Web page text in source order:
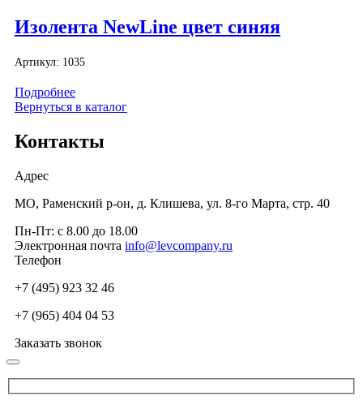
Изолента NewLine цвет синяя
Артикул: 1035
Подробнее
Вернуться в каталог
Контакты
Адрес
МО, Раменский р-он, д. Клишева, ул. 8-го Марта, стр. 40
Пн-Пт: с 8.00 до 18.00
Электронная почта info@levcompany.ru
Телефон
+7 (495) 923 32 46
+7 (965) 404 04 53
Заказать звонок